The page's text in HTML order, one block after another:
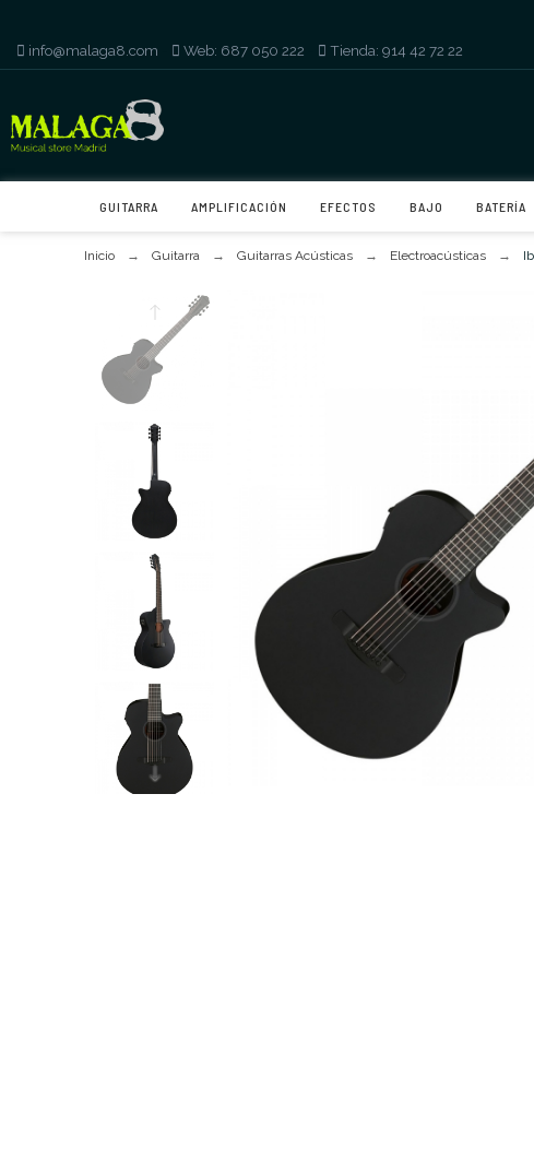
info@malaga8.com Web: 687 050 222 Tienda: 914 42 72 22
GUITARRA AMPLIFICACIÓN EFECTOS BAJO BATERÍA
Inicio Guitarra Guitarras Acústicas Electroacústicas